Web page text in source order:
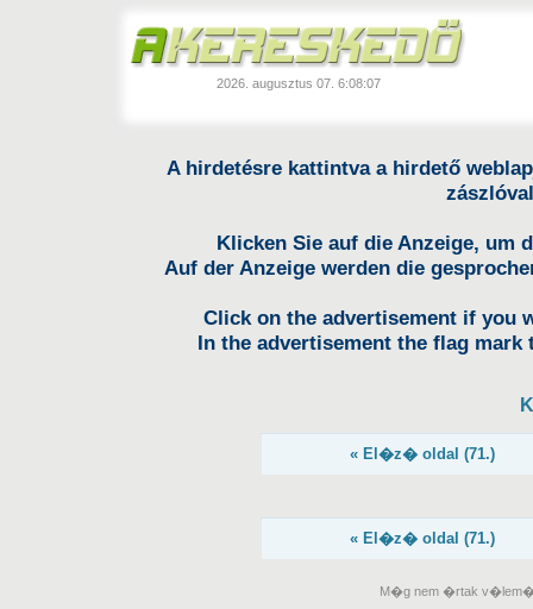
2026. augusztus 07. 6:08:07
A hirdetésre kattintva a hirdető
Klicken Sie auf die Anzeige, um
Auf der Anzeige werden die
Click on the advertisement if you
In the advertisement the flag mark
« El�z� oldal (71.)
« El�z� oldal (71.)
M�g nem �rtak